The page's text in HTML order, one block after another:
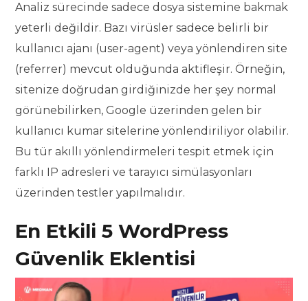
Analiz sürecinde sadece dosya sistemine bakmak
yeterli değildir. Bazı virüsler sadece belirli bir
kullanıcı ajanı (user-agent) veya yönlendiren site
(referrer) mevcut olduğunda aktifleşir. Örneğin,
sitenize doğrudan girdiğinizde her şey normal
görünebilirken, Google üzerinden gelen bir
kullanıcı kumar sitelerine yönlendiriliyor olabilir.
Bu tür akıllı yönlendirmeleri tespit etmek için
farklı IP adresleri ve tarayıcı simülasyonları
üzerinden testler yapılmalıdır.
En Etkili 5 WordPress
Güvenlik Eklentisi